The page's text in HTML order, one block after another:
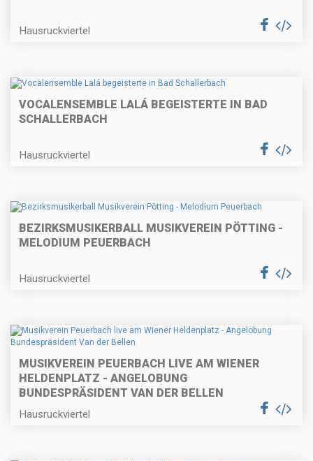
Hausruckviertel
VOCALENSEMBLE LALÁ BEGEISTERTE IN BAD
SCHALLERBACH
Hausruckviertel
BEZIRKSMUSIKERBALL MUSIKVEREIN PÖTTING -
MELODIUM PEUERBACH
Hausruckviertel
MUSIKVEREIN PEUERBACH LIVE AM WIENER
HELDENPLATZ - ANGELOBUNG
BUNDESPRÄSIDENT VAN DER BELLEN
Hausruckviertel